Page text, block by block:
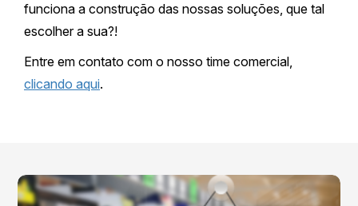
funciona a construção das nossas soluções, que tal
escolher a sua?!
Entre em contato com o nosso time comercial,
clicando aqui.